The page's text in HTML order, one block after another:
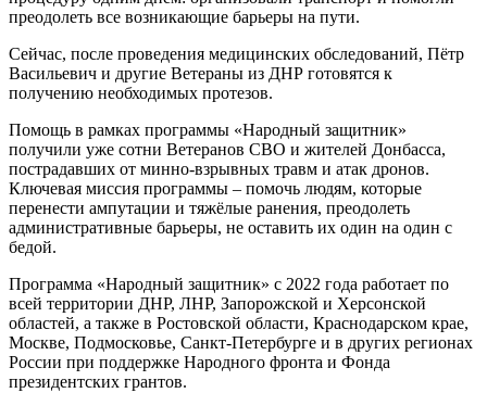
преодолеть все возникающие барьеры на пути.
Сейчас, после проведения медицинских обследований, Пётр
Васильевич и другие Ветераны из ДНР готовятся к
получению необходимых протезов.
Помощь в рамках программы «Народный защитник»
получили уже сотни Ветеранов СВО и жителей Донбасса,
пострадавших от минно-взрывных травм и атак дронов.
Ключевая миссия программы – помочь людям, которые
перенести ампутации и тяжёлые ранения, преодолеть
административные барьеры, не оставить их один на один с
бедой.
Программа «Народный защитник» с 2022 года работает по
всей территории ДНР, ЛНР, Запорожской и Херсонской
областей, а также в Ростовской области, Краснодарском крае,
Москве, Подмосковье, Санкт-Петербурге и в других регионах
России при поддержке Народного фронта и Фонда
президентских грантов.